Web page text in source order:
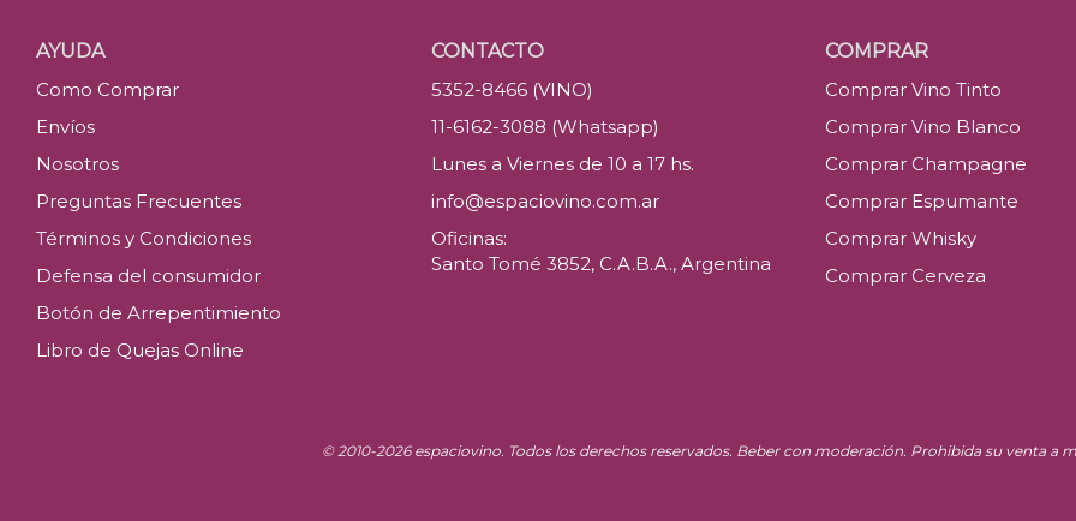
AYUDA
Como Comprar
Envíos
Nosotros
Preguntas Frecuentes
Términos y Condiciones
Defensa del consumidor
Botón de Arrepentimiento
Libro de Quejas Online
CONTACTO
5352-8466 (VINO)
11-6162-3088 (Whatsapp)
Lunes a Viernes de 10 a 17 hs.
info@espaciovino.com.ar
Oficinas:
Santo Tomé 3852, C.A.B.A., Argentina
COMPRAR
Comprar Vino Tinto
Comprar Vino Blanco
Comprar Champagne
Comprar Espumante
Comprar Whisky
Comprar Cerveza
© 2010-2026 espaciovino. Todos los derechos reservados. Beber con moderación. Prohibida su venta a